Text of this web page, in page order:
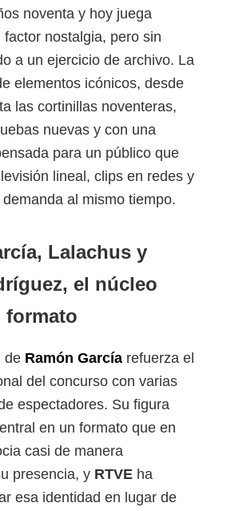
noventa y hoy juega
nostalgia, pero sin
a un ejercicio de archivo. La
elementos icónicos, desde
las cortinillas noventeras,
nuevas y con una
para un público que
lineal, clips en redes y
al mismo tiempo.
Lalachus y
el núcleo
formato
de Ramón García refuerza el
del concurso con varias
espectadores. Su figura
en un formato que en
casi de manera
presencia, y RTVE ha
esa identidad en lugar de